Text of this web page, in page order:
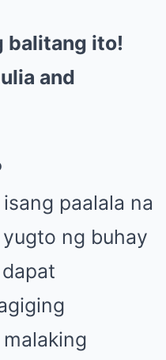
balitang ito!
and
paalala na
ng buhay